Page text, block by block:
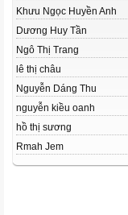
Khưu Ngọc Huyền Anh
Dương Huy Tần
Ngô Thị Trang
lê thị châu
Nguyễn Dáng Thu
nguyễn kiều oanh
hồ thị sương
Rmah Jem